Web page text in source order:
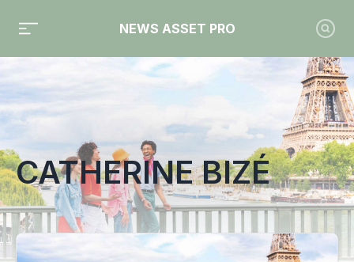
NEWS ASSET PRO
Toute l'actualité sur le tag "Catherine Bizé"
CATHERINE BIZÉ